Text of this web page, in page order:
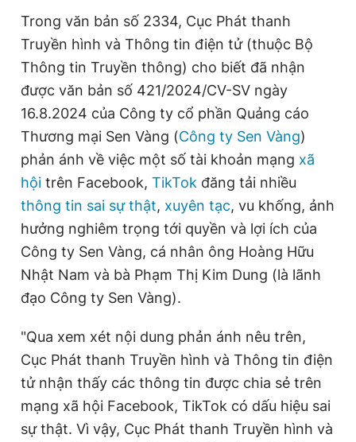
Hotline
0906 645 777
Liên hệ quảng cáo
0908 780 404
Đặt báo Quảng cáo RSS Tòa soạn Chính sách bảo
Tổng biên tập: Nguyễn Ngọc Toàn
Phó tổng biên tập thường trực: Hải Thành
Phó tổng biên tập: Lâm Hiếu Dũng
Phó tổng biên tập: Trần Việt Hưng
Tổng thư ký tòa soạn: Đức Trung
Giấy phép xuất bản số 110/GP - BTTTT cấp ngày 24.3.2020
© 2003-2026 Bản quyền thuộc về Báo Thanh Niên. Cấm sao
chép dưới mọi hình thức nếu không có sự chấp thuận bằng văn
bản. Phát triển bởi ePi Technologies, JSC.
Trong văn bản số 2334, Cục Phát thanh
Truyền hình và Thông tin điện tử (thuộc Bộ
Thông tin Truyền thông) cho biết đã nhận
được văn bản số 421/2024/CV-SV ngày
16.8.2024 của Công ty cổ phần Quảng cáo
Thương mại Sen Vàng (Công ty Sen Vàng)
phản ánh về việc một số tài khoản mạng xã
hội trên Facebook, TikTok đăng tải nhiều
thông tin sai sự thật, xuyên tạc, vu khống, ảnh
hưởng nghiêm trọng tới quyền và lợi ích của
Công ty Sen Vàng, cá nhân ông Hoàng Hữu
Nhật Nam và bà Phạm Thị Kim Dung (là lãnh
đạo Công ty Sen Vàng).
"Qua xem xét nội dung phản ánh nêu trên,
Cục Phát thanh Truyền hình và Thông tin điện
tử nhận thấy các thông tin được chia sẻ trên
mạng xã hội Facebook, TikTok có dấu hiệu sai
sự thật. Vì vậy, Cục Phát thanh Truyền hình và